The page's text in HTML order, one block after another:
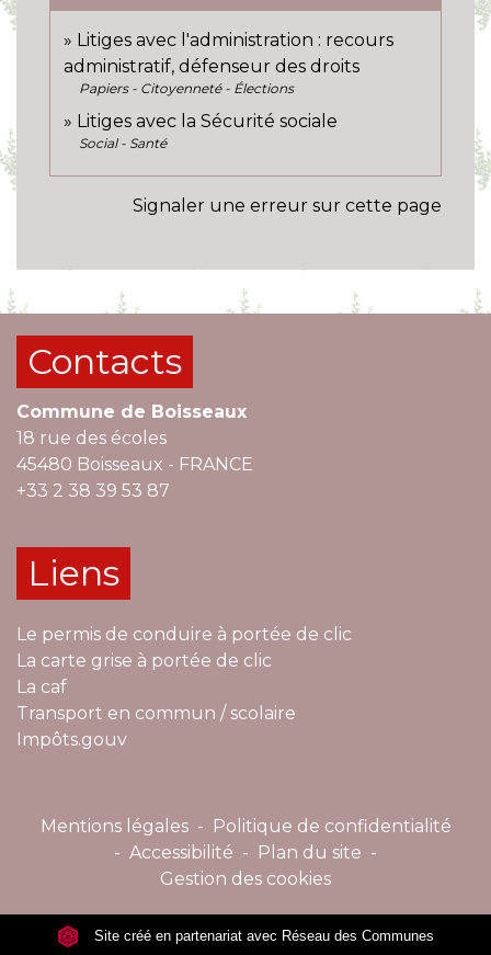
Litiges avec l'administration : recours
administratif, défenseur des droits
Papiers - Citoyenneté - Élections
Litiges avec la Sécurité sociale
Social - Santé
Signaler une erreur sur cette page
Contacts
Commune de Boisseaux
18 rue des écoles
45480 Boisseaux - FRANCE
+33 2 38 39 53 87
Liens
Le permis de conduire à portée de clic
La carte grise à portée de clic
La caf
Transport en commun / scolaire
Impôts.gouv
Mentions légales -
Politique de confidentialité
- Accessibilité - Plan du site -
Gestion des cookies
Site créé en partenariat avec Réseau des Communes